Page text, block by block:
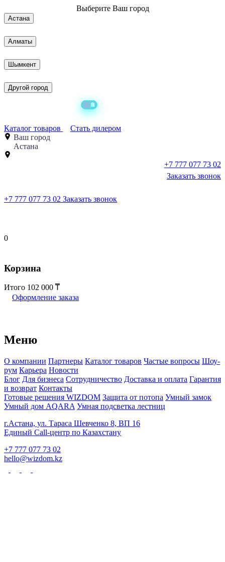
Выберите Ваш город
Астана
Алматы
Шымкент
Другой город
Каталог товаров
Стать дилером
Ваш город
Астана
+7 777 077 73 02
Заказать звонок
+7 777 077 73 02 Заказать звонок
0
Корзина
Итого 102 000
Оформление заказа
Меню
О компании Партнеры Каталог товаров Частые вопросы Шоу-
рум Карьера Новости
Блог Для бизнеса Сотрудничество Доставка и оплата Гарантия
и возврат Контакты
Готовые решения WIZDOM Защита от потопа Умный замок
Умный дом AQARA Умная подсветка лестниц
г.Астана, ул. Тараса Шевченко 8, ВП 16
Единый Call-центр по Казахстану
+7 777 077 73 02
hello@wizdom.kz